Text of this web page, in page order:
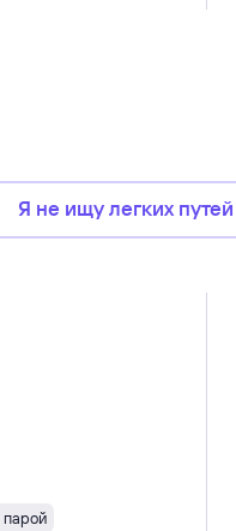
Я не ищу легких путей
парой